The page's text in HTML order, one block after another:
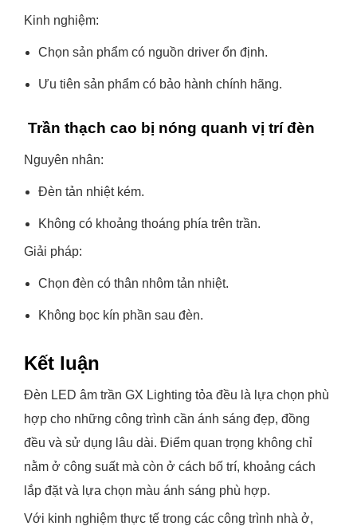
Kinh nghiệm:
Chọn sản phẩm có nguồn driver ổn định.
Ưu tiên sản phẩm có bảo hành chính hãng.
Trần thạch cao bị nóng quanh vị trí đèn
Nguyên nhân:
Đèn tản nhiệt kém.
Không có khoảng thoáng phía trên trần.
Giải pháp:
Chọn đèn có thân nhôm tản nhiệt.
Không bọc kín phần sau đèn.
Kết luận
Đèn LED âm trần GX Lighting tỏa đều là lựa chọn phù
hợp cho những công trình cần ánh sáng đẹp, đồng
đều và sử dụng lâu dài. Điểm quan trọng không chỉ
nằm ở công suất mà còn ở cách bố trí, khoảng cách
lắp đặt và lựa chọn màu ánh sáng phù hợp.
Với kinh nghiệm thực tế trong các công trình nhà ở,